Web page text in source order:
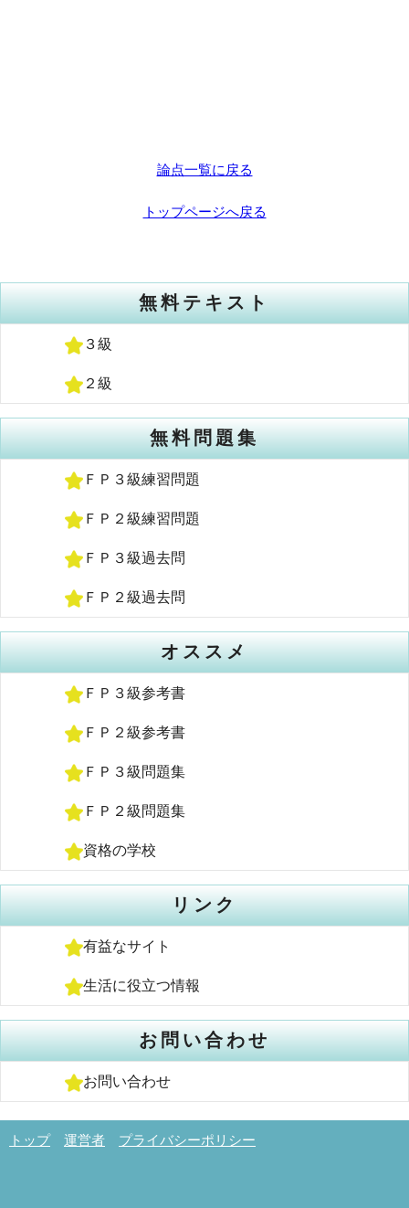
論点一覧に戻る
トップページへ戻る
無料テキスト
３級
２級
無料問題集
ＦＰ３級練習問題
ＦＰ２級練習問題
ＦＰ３級過去問
ＦＰ２級過去問
オススメ
ＦＰ３級参考書
ＦＰ２級参考書
ＦＰ３級問題集
ＦＰ２級問題集
資格の学校
リンク
有益なサイト
生活に役立つ情報
お問い合わせ
お問い合わせ
トップ 運営者 プライバシーポリシー